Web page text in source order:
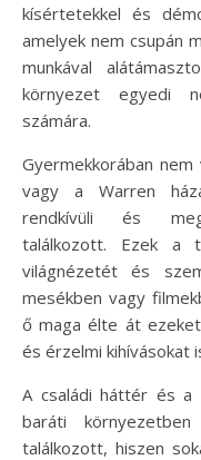
kísértetekkel és
amelyek nem csupán
munkával
környezet egyedi
számára.
Gyermekkorában
vagy a Warren
rendkívüli és
találkozott. Ezek a
világnézetét és
mesékben vagy
ő maga élte át
és érzelmi kihívásokat
A családi háttér és a
baráti
találkozott, hiszen